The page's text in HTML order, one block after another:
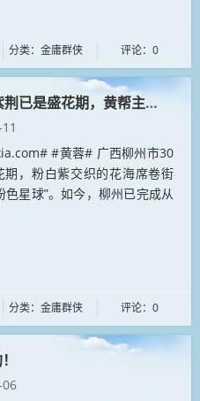
分类：金庸群侠 评论：0
已是盛花期，黄帮主到柳州
#黄蓉# 广西柳州市30
期，粉白紫交织的花海席卷街
色星球”。如今，柳州已完成从
城花”蜕变，民众直呼“出片率
分类：金庸群侠 评论：0